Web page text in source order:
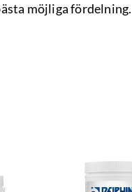
möjliga fördelning.